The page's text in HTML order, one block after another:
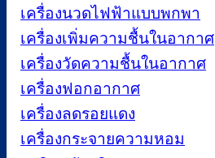
เครื่องนวดไฟฟ้าแบบพกพา
เครื่องเพิ่มความชื้นในอากาศ
เครื่องวัดความชื้นในอากาศ
เครื่องฟอกอากาศ
เครื่องลดรอยแดง
เครื่องกระจายความหอม